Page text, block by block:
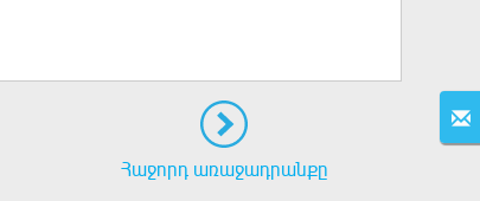
Հաջորդ առաջադրանքը